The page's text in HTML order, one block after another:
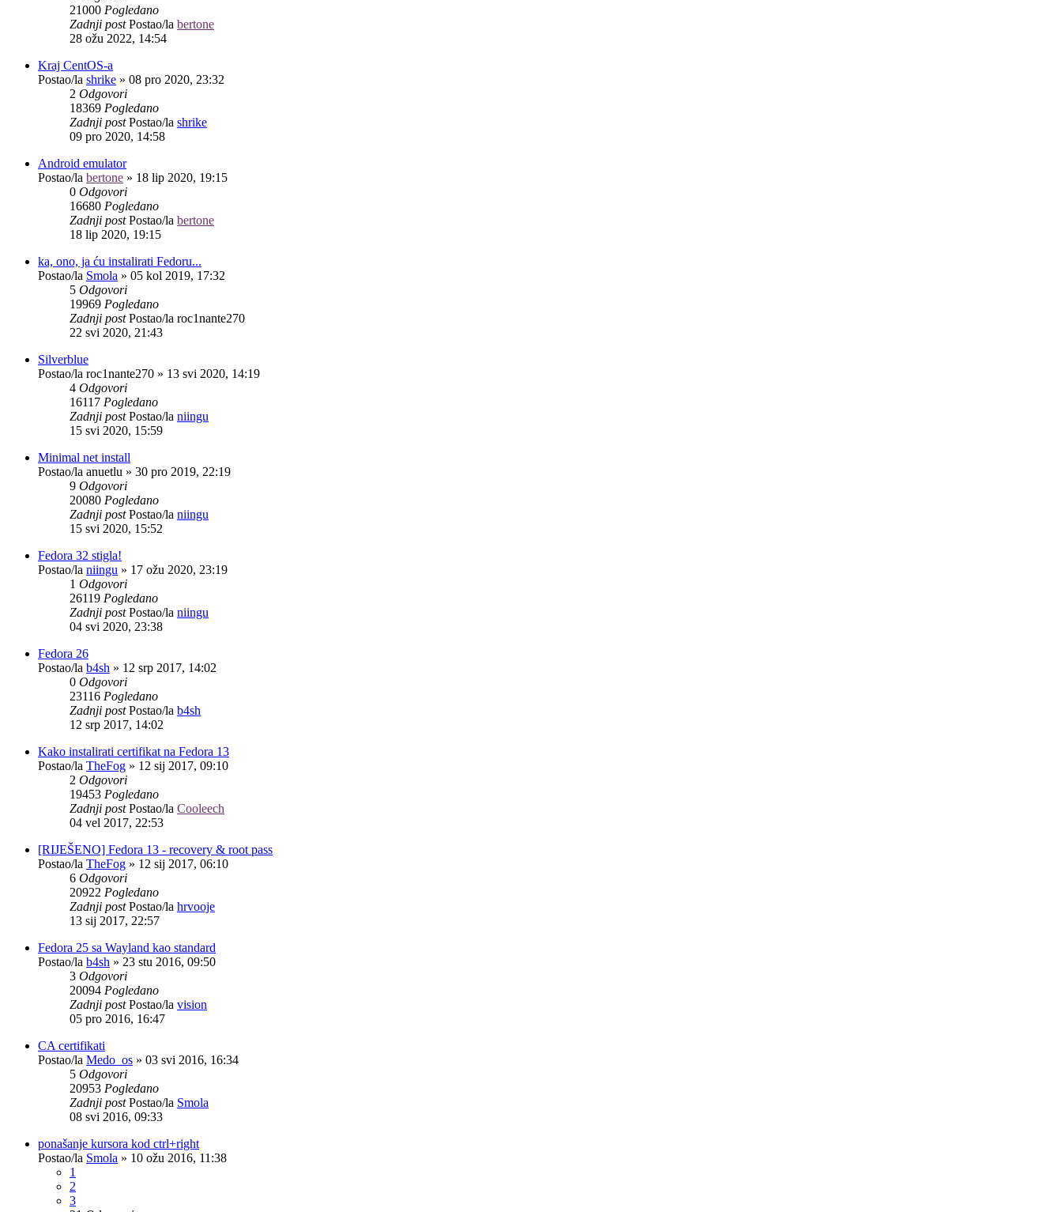
21000 Pogledano
Zadnji postPostao/la bertone
28 ožu 2022, 14:54
Kraj CentOS-a
Postao/la shrike » 08 pro 2020, 23:32
2 Odgovori
18369 Pogledano
Zadnji postPostao/la shrike
09 pro 2020, 14:58
Android emulator
Postao/la bertone » 18 lip 2020, 19:15
0 Odgovori
16680 Pogledano
Zadnji postPostao/la bertone
18 lip 2020, 19:15
ka, ono, ja ću instalirati Fedoru...
Postao/la Smola » 05 kol 2019, 17:32
5 Odgovori
19969 Pogledano
Zadnji postPostao/la roc1nante270
22 svi 2020, 21:43
Silverblue
Postao/la roc1nante270 » 13 svi 2020, 14:19
4 Odgovori
16117 Pogledano
Zadnji postPostao/la niingu
15 svi 2020, 15:59
Minimal net install
Postao/la anuetlu » 30 pro 2019, 22:19
9 Odgovori
20080 Pogledano
Zadnji postPostao/la niingu
15 svi 2020, 15:52
Fedora 32 stigla!
Postao/la niingu » 17 ožu 2020, 23:19
1 Odgovori
26119 Pogledano
Zadnji postPostao/la niingu
04 svi 2020, 23:38
Fedora 26
Postao/la b4sh » 12 srp 2017, 14:02
0 Odgovori
23116 Pogledano
Zadnji postPostao/la b4sh
12 srp 2017, 14:02
Kako instalirati certifikat na Fedora 13
Postao/la TheFog » 12 sij 2017, 09:10
2 Odgovori
19453 Pogledano
Zadnji postPostao/la Cooleech
04 vel 2017, 22:53
[RIJEŠENO] Fedora 13 - recovery & root pass
Postao/la TheFog » 12 sij 2017, 06:10
6 Odgovori
20922 Pogledano
Zadnji postPostao/la hrvooje
13 sij 2017, 22:57
Fedora 25 sa Wayland kao standard
Postao/la b4sh » 23 stu 2016, 09:50
3 Odgovori
20094 Pogledano
Zadnji postPostao/la vision
05 pro 2016, 16:47
CA certifikati
Postao/la Medo_os » 03 svi 2016, 16:34
5 Odgovori
20953 Pogledano
Zadnji postPostao/la Smola
08 svi 2016, 09:33
ponašanje kursora kod ctrl+right
Postao/la Smola » 10 ožu 2016, 11:38
1
2
3